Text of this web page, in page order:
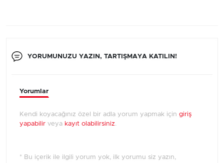
YORUMUNUZU YAZIN, TARTIŞMAYA KATILIN!
Yorumlar
Kendi koyacağınız özel bir adla yorum yapmak için giriş
yapabilir veya kayıt olabilirsiniz.
* Bu içerik ile ilgili yorum yok, ilk yorumu siz yazın,